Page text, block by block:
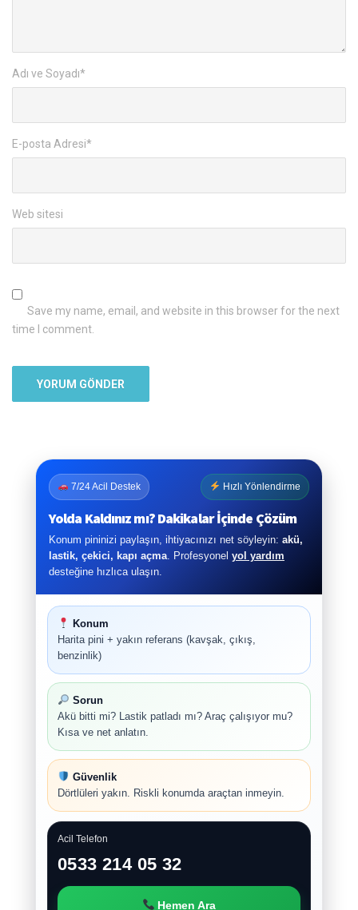
Adı ve Soyadı*
E-posta Adresi*
Web sitesi
Save my name, email, and website in this browser for the next
time I comment.
7/24 Acil Destek Hızlı Yönlendirme
Yolda Kaldınız mı? Dakikalar İçinde Çözüm
Konum pininizi paylaşın, ihtiyacınızı net söyleyin: akü,
lastik, çekici, kapı açma. Profesyonel yol yardım
desteğine hızlıca ulaşın.
Konum
Harita pini + yakın referans (kavşak, çıkış,
benzinlik)
Sorun
Akü bitti mi? Lastik patladı mı? Araç çalışıyor mu?
Kısa ve net anlatın.
Güvenlik
Dörtlüleri yakın. Riskli konumda araçtan inmeyin.
Acil Telefon
0533 214 05 32
Hemen Ara